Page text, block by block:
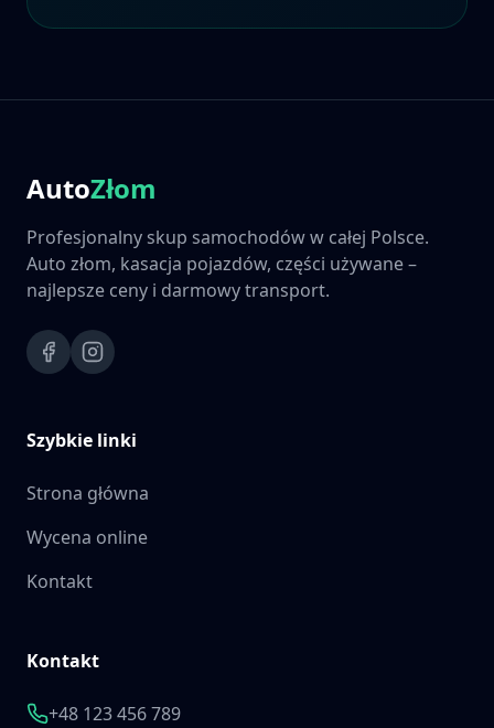
AutoZłom
Profesjonalny skup samochodów w całej Polsce.
Auto złom, kasacja pojazdów, części używane –
najlepsze ceny i darmowy transport.
Szybkie linki
Strona główna
Wycena online
Kontakt
Kontakt
+48 123 456 789